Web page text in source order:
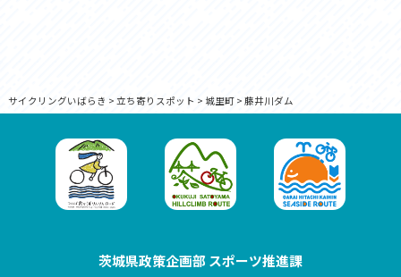
サイクリングいばらき > 立ち寄りスポット > 城里町> 藤井川ダム
茨城県政策企画部 スポーツ推進課